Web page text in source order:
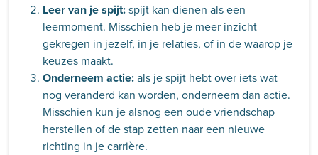
Leer van je spijt:spijt kan dienen als een
leermoment. Misschien heb je meer inzicht
gekregen in jezelf, in je relaties, of in de waarop je
keuzes maakt.
Onderneem actie:als je spijt hebt over iets wat
nog veranderd kan worden, onderneem dan actie.
Misschien kun je alsnog een oude vriendschap
herstellen of de stap zetten naar een nieuwe
richting in je carrière.